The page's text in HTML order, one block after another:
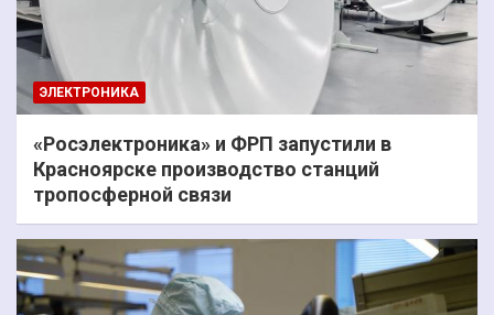
ЭЛЕКТРОНИКА
«Росэлектроника» и ФРП запустили в
Красноярске производство станций
тропосферной связи